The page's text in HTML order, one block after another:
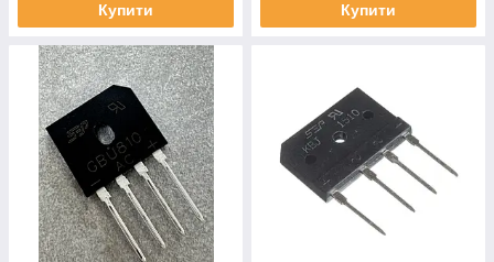
Купити Купити